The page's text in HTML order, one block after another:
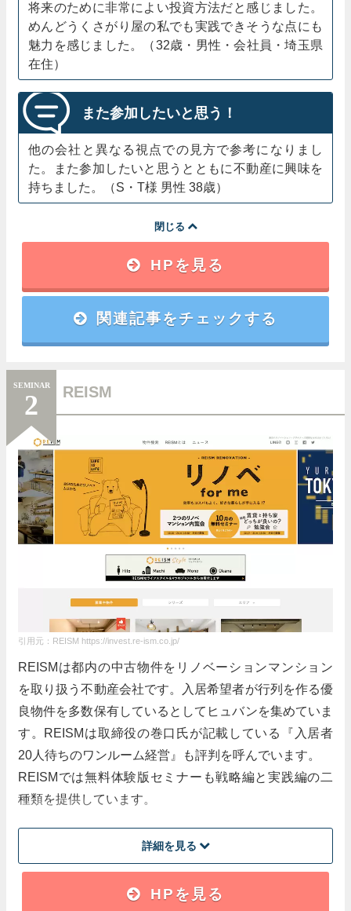
将来のために非常によい投資方法だと感じました。
めんどうくさがり屋の私でも実践できそうな点にも
魅力を感じました。（32歳・男性・会社員・埼玉県
在住）
また参加したいと思う！
他の会社と異なる視点での見方で参考になりまし
た。また参加したいと思うとともに不動産に興味を
持ちました。（S・T様 男性 38歳）
閉じる
HPを見る
関連記事をチェックする
SEMINAR
2 REISM
引用元：REISM https://invest.re-ism.co.jp/
REISMは都内の中古物件をリノベーションマンション
を取り扱う不動産会社です。入居希望者が行列を作る優
良物件を多数保有しているとしてヒュバンを集めていま
す。REISMは取締役の巻口氏が記載している『入居者
20人待ちのワンルーム経営』も評判を呼んでいます。
REISMでは無料体験版セミナーも戦略編と実践編の二
種類を提供しています。
詳細を見る
HPを見る